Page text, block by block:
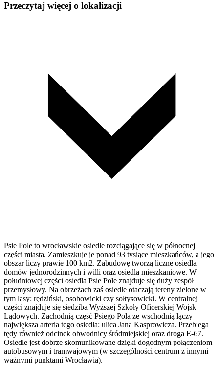
Przeczytaj więcej o lokalizacji
Psie Pole to wrocławskie osiedle rozciągające się w północnej
części miasta. Zamieszkuje je ponad 93 tysiące mieszkańców, a jego
obszar liczy prawie 100 km2. Zabudowę tworzą liczne osiedla
domów jednorodzinnych i willi oraz osiedla mieszkaniowe. W
południowej części osiedla Psie Pole znajduje się duży zespół
przemysłowy. Na obrzeżach zaś osiedle otaczają tereny zielone w
tym lasy: rędziński, osobowicki czy sołtysowicki. W centralnej
części znajduje się siedziba Wyższej Szkoły Oficerskiej Wojsk
Lądowych. Zachodnią część Psiego Pola ze wschodnią łączy
największa arteria tego osiedla: ulica Jana Kasprowicza. Przebiega
tędy również odcinek obwodnicy śródmiejskiej oraz droga E-67.
Osiedle jest dobrze skomunikowane dzięki dogodnym połączeniom
autobusowym i tramwajowym (w szczególności centrum z innymi
ważnymi punktami Wrocławia).